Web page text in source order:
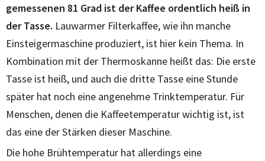
gemessenen 81 Grad ist der Kaffee ordentlich heiß in
der Tasse. Lauwarmer Filterkaffee, wie ihn manche
Einsteigermaschine produziert, ist hier kein Thema. In
Kombination mit der Thermoskanne heißt das: Die erste
Tasse ist heiß, und auch die dritte Tasse eine Stunde
später hat noch eine angenehme Trinktemperatur. Für
Menschen, denen die Kaffeetemperatur wichtig ist, ist
das eine der Stärken dieser Maschine.
Die hohe Brühtemperatur hat allerdings eine